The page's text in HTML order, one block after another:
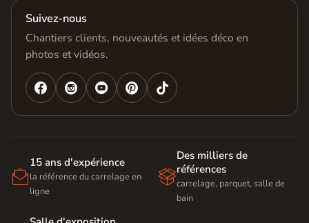
Suivez-nous
Chantiers clients, nouveautés et idées déco en
photos et vidéos.
   

15 ans d'expérience
la référence du carrelage en
ligne

Des milliers de
références
carrelage, parquet, salle de
bain